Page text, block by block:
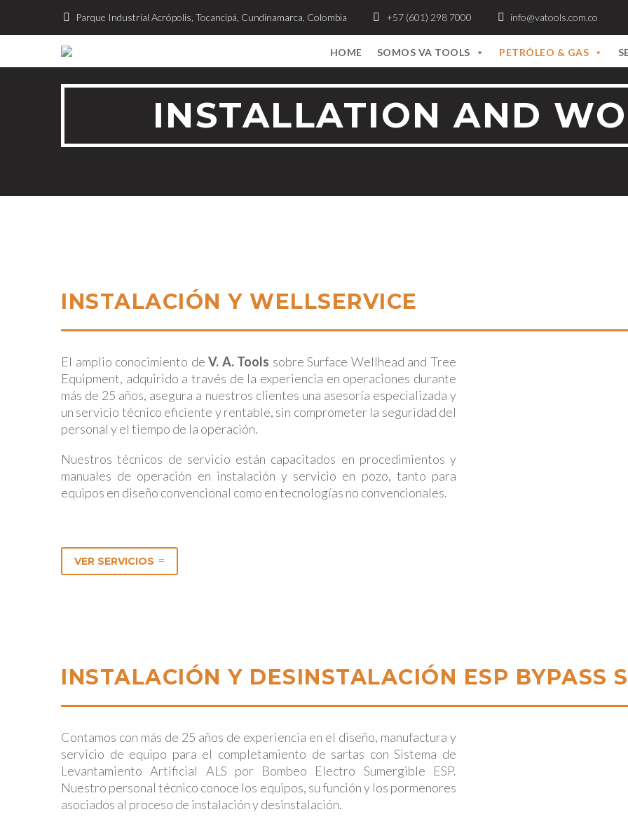
Parque Industrial Acrópolis, Tocancipá, Cundinamarca, Colombia +57 (601) 298 7000 info@vatools.com.co
HOME SOMOS VA TOOLS PETRÓLEO & GAS
INSTALLATION AND
INSTALACIÓN Y WELLSERVICE
El amplio conocimiento deV. A. Tools sobre Surface Wellhead and Tree
Equipment, adquirido a través de la experiencia en operaciones durante
más de 25 años, asegura a nuestros clientes una asesoría especializada y
un servicio técnico eficiente y rentable, sin comprometer la seguridad del
personal y el tiempo de la operación.
Nuestros técnicos de servicio están capacitados en procedimientos y
manuales de operación en instalación y servicio en pozo, tanto para
equipos en diseño convencional como en tecnologías no convencionales.
VER SERVICIOS =
INSTALACIÓN Y DESINSTALACIÓN ESP BYPASS
Contamos con más de 25 años de experiencia en el diseño, manufactura y
servicio de equipo para el completamiento de sartas con Sistema de
Levantamiento Artificial ALS por Bombeo Electro Sumergible ESP.
Nuestro personal técnico conoce los equipos, su función y los pormenores
asociados al proceso de instalación y desinstalación.